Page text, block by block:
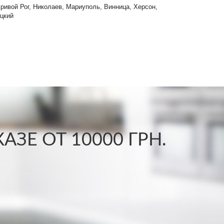
Рог, Николаев, Мариуполь, Винница, Херсон,
ОТ 10000 ГРН.